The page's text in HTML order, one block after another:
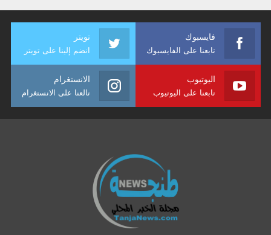
فايسبوك
تابعنا على الفايسبوك
تويتر
انضم إلينا على تويتر
اليوتيوب
تابعنا على اليوتيوب
الانستغرام
تالعنا على الانستغرام